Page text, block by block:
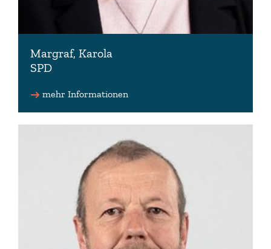
Margraf, Karola
SPD
mehr Informationen